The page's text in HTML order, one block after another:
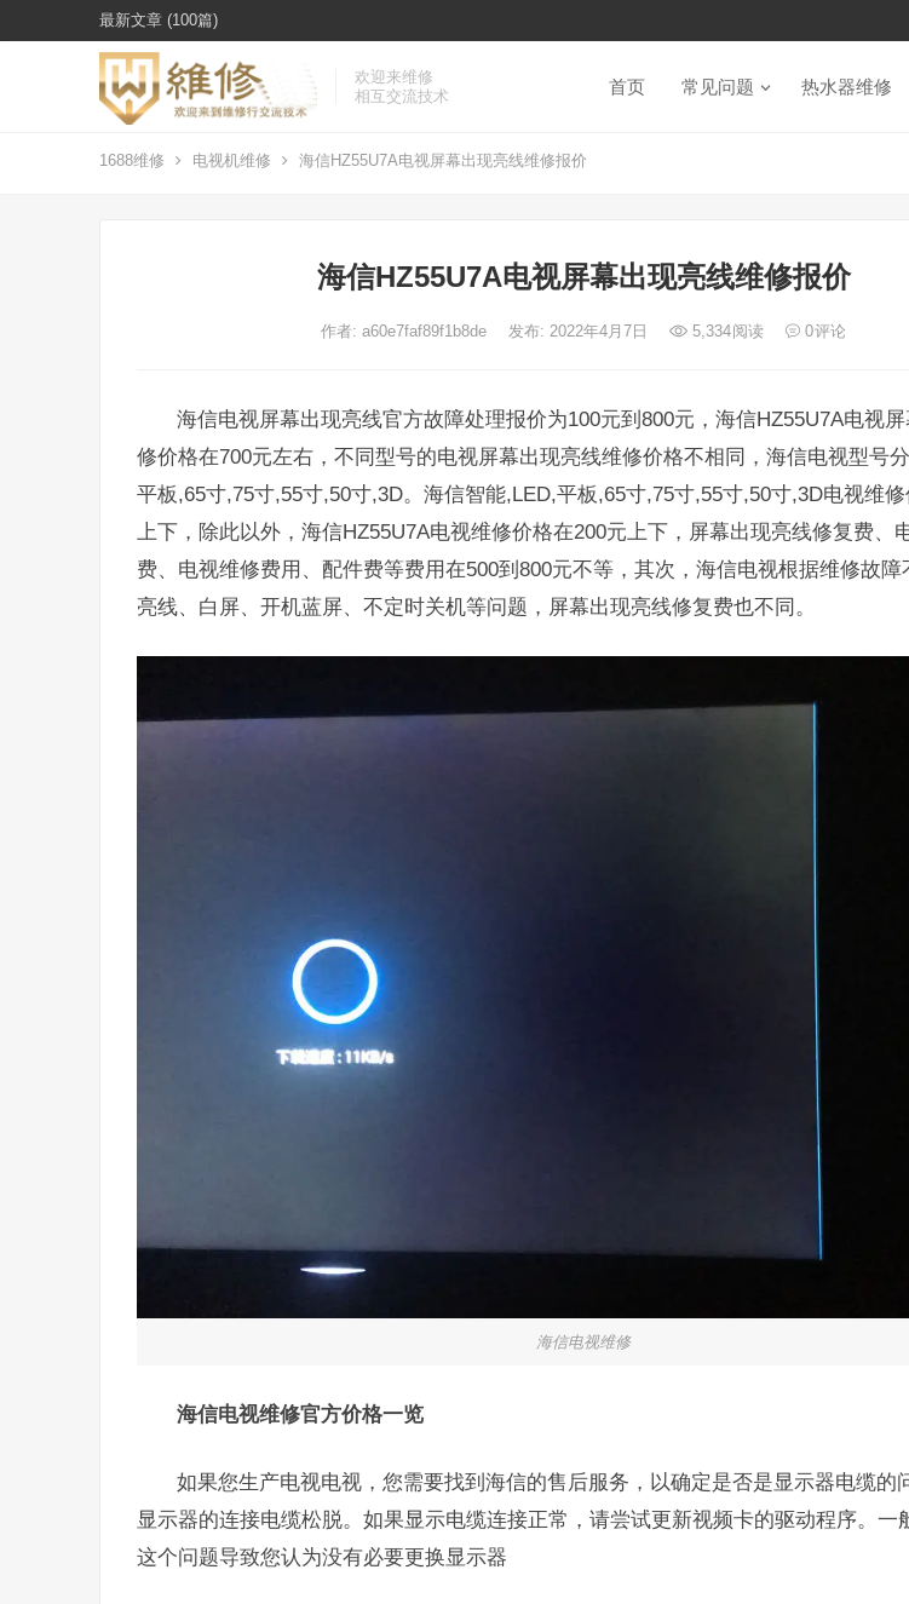
最新文章 (100篇)
欢迎来维修
相互交流技术
首页 常见问题 热水器维修
1688维修 电视机维修 海信HZ55U7A电视屏幕出现亮线维修报价
海信HZ55U7A电视屏幕出现亮线维修报价
作者: a60e7faf89f1b8de 发布: 2022年4月7日 5,334阅读 0评论
海信电视屏幕出现亮线官方故障处理报价为100元到800元，海信HZ55U7A电视
修价格在700元左右，不同型号的电视屏幕出现亮线维修价格不相同，海信电视型号
平板,65寸,75寸,55寸,50寸,3D。海信智能,LED,平板,65寸,75寸,55寸,50寸,3D电视维
上下，除此以外，海信HZ55U7A电视维修价格在200元上下，屏幕出现亮线修复费、
费、电视维修费用、配件费等费用在500到800元不等，其次，海信电视根据维修故障
亮线、白屏、开机蓝屏、不定时关机等问题，屏幕出现亮线修复费也不同。
海信电视维修
海信电视维修官方价格一览
如果您生产电视电视，您需要找到海信的售后服务，以确定是否是显示器电缆的
显示器的连接电缆松脱。如果显示电缆连接正常，请尝试更新视频卡的驱动程序。一
这个问题导致您认为没有必要更换显示器